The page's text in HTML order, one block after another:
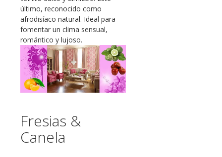
último, reconocido como
afrodisíaco natural. Ideal para
fomentar un clima sensual,
romántico y lujoso.
Fresias &
Canela